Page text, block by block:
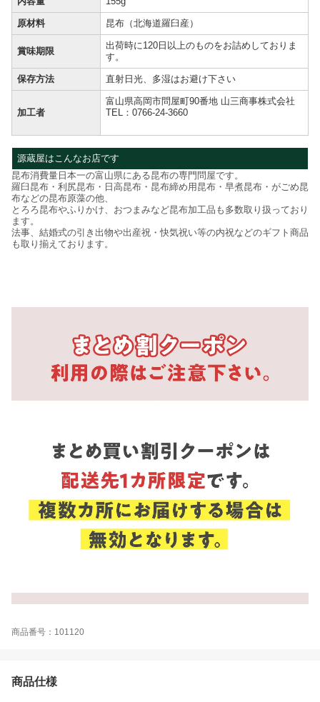
原材料 昆布（北海道羅臼産）
賞味期限
出荷時に120日以上のものをお詰めしておりま
す。
保存方法 直射日光、多湿はお避け下さい
加工者
富山県高岡市問屋町90番地 山三商事株式会社
TEL：0766-24-3660
源蔵屋はこんなお店です
昆布消費量日本一の富山県にある昆布の専門問屋です。
羅臼昆布・利尻昆布・日高昆布・昆布締め用昆布・早煮昆布・がごめ昆
布などの昆布原藻の他、
とろろ昆布やふりかけ、おつまみなど昆布加工品も多数取り扱っており
ます。
法事、結婚式の引き出物や出産祝・快気祝い等の内祝などのギフト商品
も取り揃えております。
商品番号：101120
商品仕様